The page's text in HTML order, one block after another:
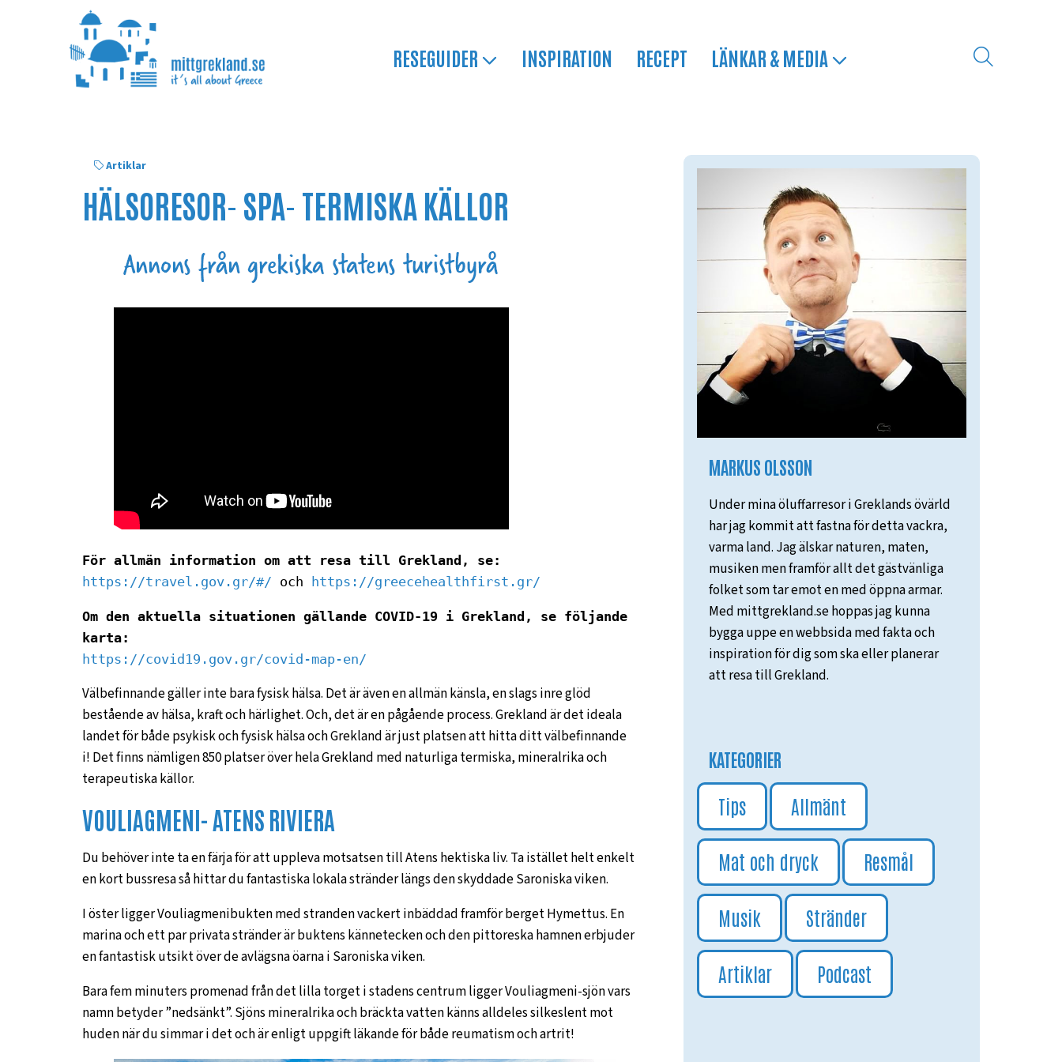
RESEGUIDER INSPIRATION RECEPT LÄNKAR & MEDIA
Artiklar
HÄLSORESOR- SPA- TERMISKA KÄLLOR
För allmän information om att resa till Grekland, se:
https://travel.gov.gr/#/ och https://greecehealthfirst.gr/
Om den aktuella situationen gällande COVID-19 i Grekland, se följande
karta:
https://covid19.gov.gr/covid-map-en/
Välbefinnande gäller inte bara fysisk hälsa. Det är även en allmän känsla, en slags inre glöd
bestående av hälsa, kraft och härlighet. Och, det är en pågående process. Grekland är det ideala
landet för både psykisk och fysisk hälsa och Grekland är just platsen att hitta ditt välbefinnande
i! Det finns nämligen 850 platser över hela Grekland med naturliga termiska, mineralrika och
terapeutiska källor.
VOULIAGMENI- ATENS RIVIERA
Du behöver inte ta en färja för att uppleva motsatsen till Atens hektiska liv. Ta istället helt enkelt
en kort bussresa så hittar du fantastiska lokala stränder längs den skyddade Saroniska viken.
I öster ligger Vouliagmenibukten med stranden vackert inbäddad framför berget Hymettus. En
marina och ett par privata stränder är buktens kännetecken och den pittoreska hamnen erbjuder
en fantastisk utsikt över de avlägsna öarna i Saroniska viken.
Bara fem minuters promenad från det lilla torget i stadens centrum ligger Vouliagmeni-sjön vars
namn betyder ”nedsänkt”. Sjöns mineralrika och bräckta vatten känns alldeles silkeslent mot
huden när du simmar i det och är enligt uppgift läkande för både reumatism och artrit!
MARKUS OLSSON
Under mina öluffarresor i Greklands övärld
har jag kommit att fastna för detta vackra,
varma land. Jag älskar naturen, maten,
musiken men framför allt det gästvänliga
folket som tar emot en med öppna armar.
Med mittgrekland.se hoppas jag kunna
bygga uppe en webbsida med fakta och
inspiration för dig som ska eller planerar
att resa till Grekland.
KATEGORIER
Tips Allmänt
Mat och dryck Resmål
Musik Stränder
Artiklar Podcast